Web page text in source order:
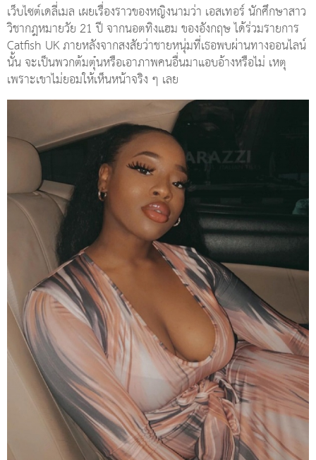
เว็บไซต์เดลี่เมล เผยเรื่องราวของหญิงนามว่า เอสเทอร์ นักศึกษาสาว
วิชากฎหมายวัย 21 ปี จากนอตทิงแฮม ของอังกฤษ ได้ร่วมรายการ
Catfish UK ภายหลังจากสงสัยว่าชายหนุ่มที่เธอพบผ่านทางออนไลน์
นั้น จะเป็นพวกต้มตุ๋นหรือเอาภาพคนอื่นมาแอบอ้างหรือไม่ เหตุ
เพราะเขาไม่ยอมให้เห็นหน้าจริง ๆ เลย